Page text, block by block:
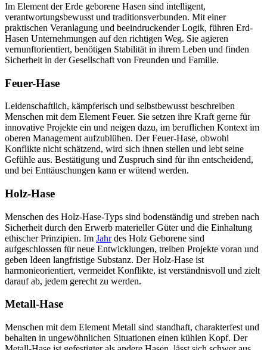
Im Element der Erde geborene Hasen sind intelligent,
verantwortungsbewusst und traditionsverbunden. Mit einer
praktischen Veranlagung und beeindruckender Logik, führen Erd-
Hasen Unternehmungen auf den richtigen Weg. Sie agieren
vernunftorientiert, benötigen Stabilität in ihrem Leben und finden
Sicherheit in der Gesellschaft von Freunden und Familie.
Feuer-Hase
Leidenschaftlich, kämpferisch und selbstbewusst beschreiben
Menschen mit dem Element Feuer. Sie setzen ihre Kraft gerne für
innovative Projekte ein und neigen dazu, im beruflichen Kontext im
oberen Management aufzublühen. Der Feuer-Hase, obwohl
Konflikte nicht schätzend, wird sich ihnen stellen und lebt seine
Gefühle aus. Bestätigung und Zuspruch sind für ihn entscheidend,
und bei Enttäuschungen kann er wütend werden.
Holz-Hase
Menschen des Holz-Hase-Typs sind bodenständig und streben nach
Sicherheit durch den Erwerb materieller Güter und die Einhaltung
ethischer Prinzipien. Im Jahrdes Holz Geborene sind
aufgeschlossen für neue Entwicklungen, treiben Projekte voran und
geben Ideen langfristige Substanz. Der Holz-Hase ist
harmonieorientiert, vermeidet Konflikte, ist verständnisvoll und zielt
darauf ab, jedem gerecht zu werden.
Metall-Hase
Menschen mit dem Element Metall sind standhaft, charakterfest und
behalten in ungewöhnlichen Situationen einen kühlen Kopf. Der